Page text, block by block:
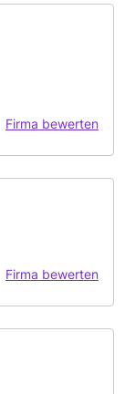
Firma bewerten
Firma bewerten